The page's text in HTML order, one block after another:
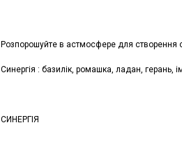
Розпорошуйте в астмосфере для створення
Синергія : базилік, ромашка, ладан, герань,
СИНЕРГІЯ